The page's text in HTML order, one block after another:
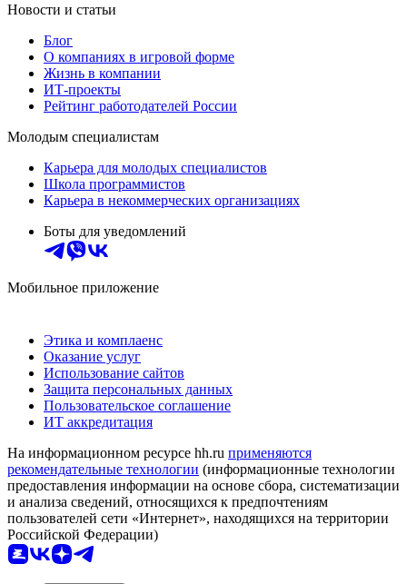
Новости и статьи
Блог
О компаниях в игровой форме
Жизнь в компании
ИТ-проекты
Рейтинг работодателей России
Молодым специалистам
Карьера для молодых специалистов
Школа программистов
Карьера в некоммерческих организациях
Боты для уведомлений
Мобильное приложение
Этика и комплаенс
Оказание услуг
Использование сайтов
Защита персональных данных
Пользовательское соглашение
ИТ аккредитация
На информационном ресурсе hh.ru применяются
рекомендательные технологии (информационные технологии
предоставления информации на основе сбора, систематизации
и анализа сведений, относящихся к предпочтениям
пользователей сети «Интернет», находящихся на территории
Российской Федерации)